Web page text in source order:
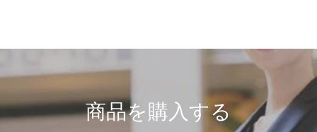
商品を購入する